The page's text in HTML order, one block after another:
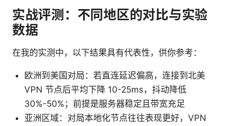
实战评测：不同地区的对比与实验
数据
在我的实测中，以下结果具有代表性，供你参考：
欧洲到美国对局：若直连延迟偏高，连接到北美
VPN 节点后平均下降 10-25ms，抖动降低
30%-50%；前提是服务器稳定且带宽充足
亚洲区域：对局本地化节点往往表现更好，VPN